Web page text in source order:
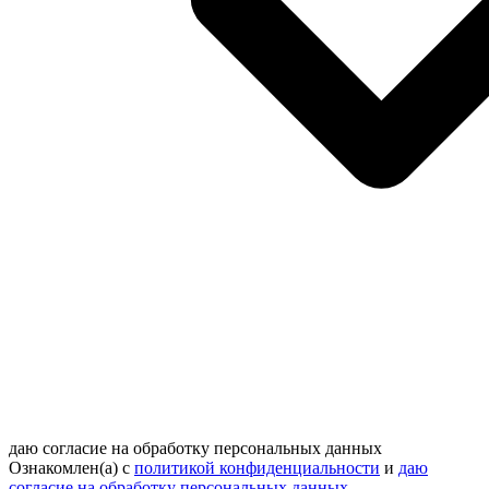
даю согласие на обработку персональных данных
Ознакомлен(а) с политикой конфиденциальности и даю